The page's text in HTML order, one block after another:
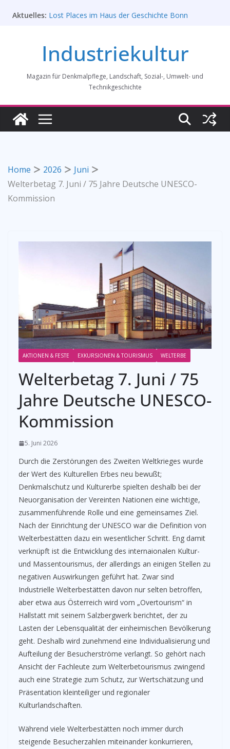
Inhalt
Aktuelles: Industriekultur Westfalens
Licht und Schatten: Fotografien des Bochumer
Vereins für Gussstahlfabrikation 1860 -1945:
Januar 2027
Rahmenprogramm der Tagung des
Industriekultur
Magazin für Denkmalpflege, Landschaft, Sozial-, Umwelt- und
Technikgeschichte
Home 2026
Juni
Welterbetag 7. Juni / 75 Jahre Deutsche UNESCO-
Kommission
AKTIONEN & FESTE EXKURSIONEN & TOURISMUS WELTERBE
Welterbetag 7. Juni / 75
Jahre Deutsche UNESCO-
Kommission
5. Juni 2026
Durch die Zerstörungen des Zweiten Weltkrieges wurde
der Wert des Kulturellen Erbes neu bewußt;
Denkmalschutz und Kulturerbe spielten deshalb bei der
Neuorganisation der Vereinten Nationen eine wichtige,
zusammenführende Rolle und eine gemeinsames Ziel.
Nach der Einrichtung der UNESCO war die Definition von
Welterbestätten dazu ein wesentlicher Schritt. Eng damit
verknüpft ist die Entwicklung des internaionalen Kultur-
und Massentourismus, der allerdings an einigen Stellen zu
negativen Auswirkungen geführt hat. Zwar sind
Industrielle Welterbestätten davon nur selten betroffen,
aber etwa aus Österreich wird vom „Overtourism“ in
Hallstatt mit seinem Salzbergwerk berichtet, der zu
Lasten der Lebensqualität der einheimischen Bevölkerung
geht. Deshalb wird zunehmend eine Individualisierung und
Aufteilung der Besucherströme verlangt. So gehört nach
Ansicht der Fachleute zum Welterbetourismus zwingend
auch eine Strategie zum Schutz, zur Wertschätzung und
Präsentation kleinteiliger und regionaler
Kulturlandschaften.
Während viele Welterbestätten noch immer durch
steigende Besucherzahlen miteinander konkurrieren,